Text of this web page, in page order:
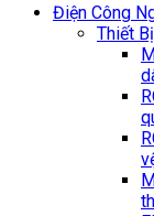
Điện Công
Thiết